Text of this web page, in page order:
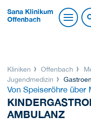
Sana Klinikum
Offenbach
Kliniken Offenbach
Jugendmedizin
Von Speiseröhre über
AMBULANZ